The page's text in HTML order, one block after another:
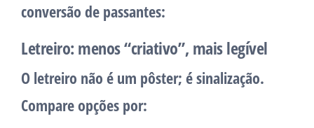
conversão de passantes:
Letreiro: menos “criativo”, mais legível
O letreiro não é um pôster; é sinalização.
Compare opções por: